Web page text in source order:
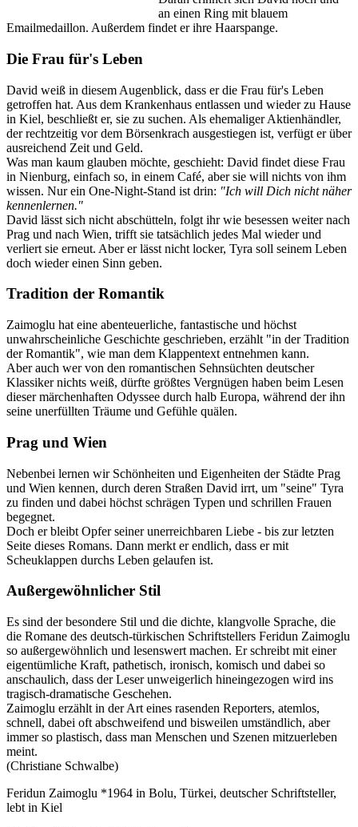
an einen Ring mit blauem
Emailmedaillon. Außerdem findet er ihre Haarspange.
Die Frau für's Leben
David weiß in diesem Augenblick, dass er die Frau für's Leben
getroffen hat. Aus dem Krankenhaus entlassen und wieder zu Hause
in Kiel, beschließt er, sie zu suchen. Als ehemaliger Aktienhändler,
der rechtzeitig vor dem Börsenkrach ausgestiegen ist, verfügt er über
ausreichend Zeit und Geld.
Was man kaum glauben möchte, geschieht: David findet diese Frau
in Nienburg, einfach so, in einem Café, aber sie will nichts von ihm
wissen. Nur ein One-Night-Stand ist drin: "Ich will Dich nicht näher
kennenlernen."
David lässt sich nicht abschütteln, folgt ihr wie besessen weiter nach
Prag und nach Wien, trifft sie tatsächlich jedes Mal wieder und
verliert sie erneut. Aber er lässt nicht locker, Tyra soll seinem Leben
doch wieder einen Sinn geben.
Tradition der Romantik
Zaimoglu hat eine abenteuerliche, fantastische und höchst
unwahrscheinliche Geschichte geschrieben, erzählt "in der Tradition
der Romantik", wie man dem Klappentext entnehmen kann.
Aber auch wer von den romantischen Sehnsüchten deutscher
Klassiker nichts weiß, dürfte größtes Vergnügen haben beim Lesen
dieser märchenhaften Odyssee durch halb Europa, während der ihn
seine unerfüllten Träume und Gefühle quälen.
Prag und Wien
Nebenbei lernen wir Schönheiten und Eigenheiten der Städte Prag
und Wien kennen, durch deren Straßen David irrt, um "seine" Tyra
zu finden und dabei höchst schrägen Typen und schrillen Frauen
begegnet.
Doch er bleibt Opfer seiner unerreichbaren Liebe - bis zur letzten
Seite dieses Romans. Dann merkt er endlich, dass er mit
Scheuklappen durchs Leben gelaufen ist.
Außergewöhnlicher Stil
Es sind der besondere Stil und die dichte, klangvolle Sprache, die
die Romane des deutsch-türkischen Schriftstellers Feridun Zaimoglu
so außergewöhnlich und lesenswert machen. Er schreibt mit einer
eigentümliche Kraft, pathetisch, ironisch, komisch und dabei so
anschaulich, dass der Leser unweigerlich hineingezogen wird ins
tragisch-dramatische Geschehen.
Zaimoglu erzählt in der Art eines rasenden Reporters, atemlos,
schnell, dabei oft abschweifend und bisweilen umständlich, aber
immer so plastisch, dass man Menschen und Szenen mitzuerleben
meint.
(Christiane Schwalbe)
Feridun Zaimoglu *1964 in Bolu, Türkei, deutscher Schriftsteller,
lebt in Kiel